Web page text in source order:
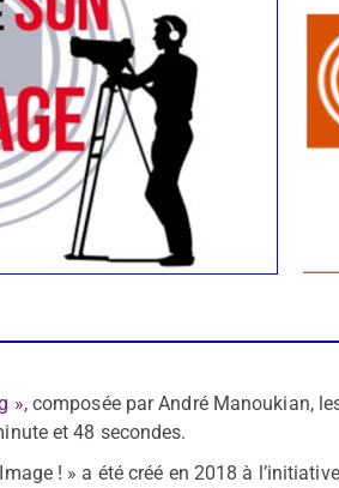
», composée par André Manoukian,
et 48 secondes.
! » a été créé en 2018 à